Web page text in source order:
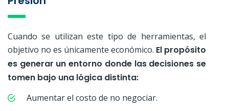
Cuando se utilizan este tipo de herramientas, el
objetivo no es únicamente económico. El propósito
es generar un entorno donde las decisiones se
tomen bajo una lógica distinta:
Aumentar el costo de no negociar.